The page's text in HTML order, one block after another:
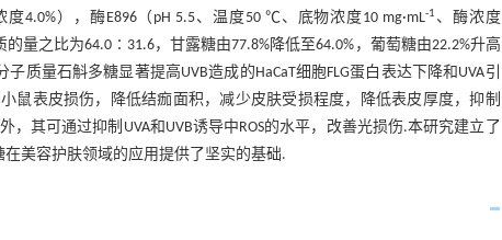
度4.0%），酶E896（pH 5.5、温度50 ℃、底物浓度10 mg·mL-1 、酶浓度
的量之比为64.0∶31.6，甘露糖由77.8%降低至64.0%，葡萄糖由22.2%升高
质量石斛多糖显著提高UVB造成的HaCaT细胞FLG蛋白表达下降和UVA引
鼠表皮损伤，降低结痂面积，减少皮肤受损程度，降低表皮厚度，抑制
其可通过抑制UVA和UVB诱导中ROS的水平，改善光损伤.本研究建立了
美容护肤领域的应用提供了坚实的基础.